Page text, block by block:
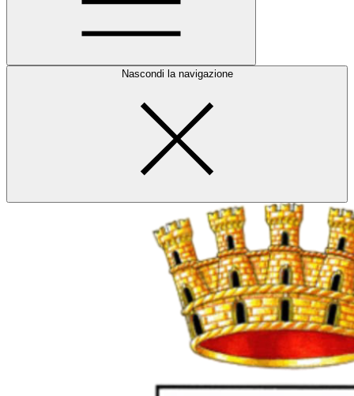
Nascondi la navigazione